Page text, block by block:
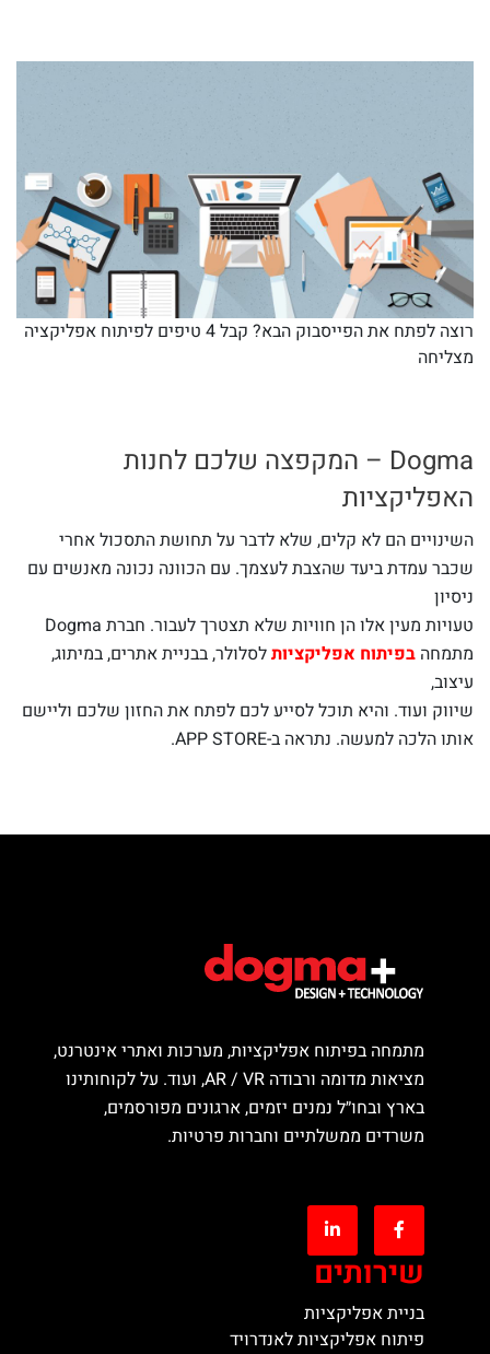
רוצה לפתח את הפייסבוק הבא? קבל 4 טיפים לפיתוח אפליקציה
מצליחה
Dogma – המקפצה שלכם לחנות
האפליקציות
השינויים הם לא קלים, שלא לדבר על תחושת התסכול אחרי
שכבר עמדת ביעד שהצבת לעצמך. עם הכוונה נכונה מאנשים עם
ניסיון
טעויות מעין אלו הן חוויות שלא תצטרך לעבור. חברת Dogma
מתמחה בפיתוח אפליקציותלסלולר, בבניית אתרים, במיתוג,
עיצוב,
שיווק ועוד. והיא תוכל לסייע לכם לפתח את החזון שלכם וליישם
אותו הלכה למעשה. נתראה ב-APP STORE.
מתמחה בפיתוח אפליקציות, מערכות ואתרי אינטרנט,
מציאות מדומה ורבודה AR / VR, ועוד. על לקוחותינו
בארץ ובחו״ל נמנים יזמים, ארגונים מפורסמים,
משרדים ממשלתיים וחברות פרטיות.
שירותים
בניית אפליקציות
פיתוח אפליקציות לאנדרויד